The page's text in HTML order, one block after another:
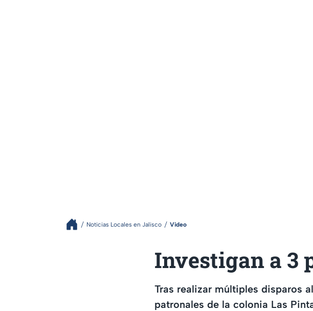
Noticias Locales en Jalisco Video
Investigan a 3
Tras realizar múltiples disparos
patronales de la colonia Las